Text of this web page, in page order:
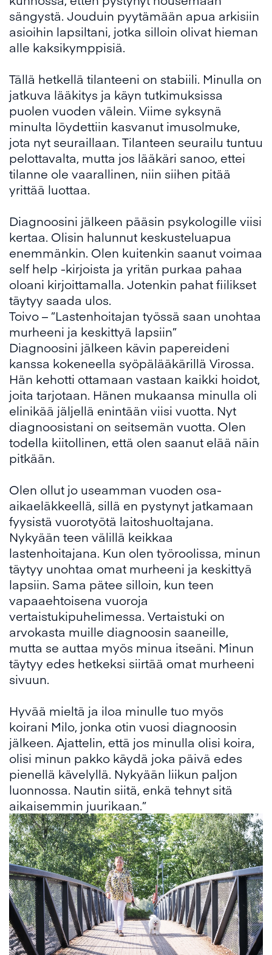
sängystä. Jouduin pyytämään apua arkisiin
asioihin lapsiltani, jotka silloin olivat hieman
alle kaksikymppisiä.
Tällä hetkellä tilanteeni on stabiili. Minulla on
jatkuva lääkitys ja käyn tutkimuksissa
puolen vuoden välein. Viime syksynä
minulta löydettiin kasvanut imusolmuke,
jota nyt seuraillaan. Tilanteen seurailu tuntuu
pelottavalta, mutta jos lääkäri sanoo, ettei
tilanne ole vaarallinen, niin siihen pitää
yrittää luottaa.
Diagnoosini jälkeen pääsin psykologille viisi
kertaa. Olisin halunnut keskusteluapua
enemmänkin. Olen kuitenkin saanut voimaa
self help -kirjoista ja yritän purkaa pahaa
oloani kirjoittamalla. Jotenkin pahat fiilikset
täytyy saada ulos.
Toivo – ”Lastenhoitajan työssä saan unohtaa
murheeni ja keskittyä lapsiin”
Diagnoosini jälkeen kävin papereideni
kanssa kokeneella syöpälääkärillä Virossa.
Hän kehotti ottamaan vastaan kaikki hoidot,
joita tarjotaan. Hänen mukaansa minulla oli
elinikää jäljellä enintään viisi vuotta. Nyt
diagnoosistani on seitsemän vuotta. Olen
todella kiitollinen, että olen saanut elää näin
pitkään.
Olen ollut jo useamman vuoden osa-
aikaeläkkeellä, sillä en pystynyt jatkamaan
fyysistä vuorotyötä laitoshuoltajana.
Nykyään teen välillä keikkaa
lastenhoitajana. Kun olen työroolissa, minun
täytyy unohtaa omat murheeni ja keskittyä
lapsiin. Sama pätee silloin, kun teen
vapaaehtoisena vuoroja
vertaistukipuhelimessa. Vertaistuki on
arvokasta muille diagnoosin saaneille,
mutta se auttaa myös minua itseäni. Minun
täytyy edes hetkeksi siirtää omat murheeni
sivuun.
Hyvää mieltä ja iloa minulle tuo myös
koirani Milo, jonka otin vuosi diagnoosin
jälkeen. Ajattelin, että jos minulla olisi koira,
olisi minun pakko käydä joka päivä edes
pienellä kävelyllä. Nykyään liikun paljon
luonnossa. Nautin siitä, enkä tehnyt sitä
aikaisemmin juurikaan.”